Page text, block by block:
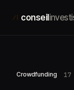
conseil
Crowdfunding